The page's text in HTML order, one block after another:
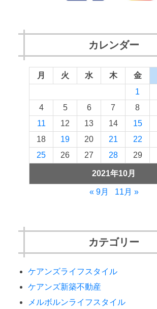
カレンダー
2021年10月
月 火 水 木 金
1
4
5 6 7 8
11
12 13 14 15
18
19 20 21 22
25
26 27 28 29
« 9月 11月 »
カテゴリー
ケアンズライフスタイル
ケアンズ新築不動産
メルボルンライフスタイル